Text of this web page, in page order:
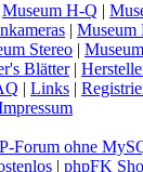
Museum H-Q |
| Museum
Stereo |
Blätter|
| Links |
Forum ohne
| phpFK